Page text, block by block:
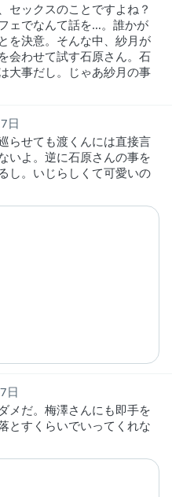
セックスのことですよね？
ェでなんて話を…。誰かが
を決意。そんな中、紗月が
会わせて試す石原さん。石
大事だし。じゃあ紗月の事
日
らせても渡くんには直接言
いよ。逆に石原さんの事を
し。いじらしくて可愛いの
日
メだ。梅澤さんにも即手を
とすくらいでいってくれな